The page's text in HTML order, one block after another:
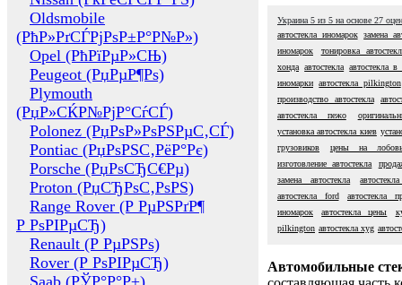
Oldsmobile
(РћР»РґСЃРјРѕР±Р°Р№Р»)
Opel (РћРїРµР»СЊ)
Peugeot (РџРµР¶Рѕ)
Plymouth
(РџР»СЌР№РјР°СѓСЃ)
Polonez (РџРѕР»РѕРЅРµС‚СЃ)
Pontiac (РџРѕРЅС‚РёР°Рє)
Porsche (РџРѕСЂС€Рµ)
Proton (РџСЂРѕС‚РѕРЅ)
Range Rover (Р РµРЅРґР¶
Р РѕРІРµСЂ)
Renault (Р РµРЅРѕ)
Rover (Р РѕРІРµСЂ)
Saab (РЎР°Р°Р±)
Украина 5 из 5 на основе 27
автостекла иномарок замена
иномарок
тонировка
хонда автостекла автостекла в
иномарки автостекла pilkington
производство автостекла
автостекла пежо
установка автостекла киев
грузовиков
цены на
изготовление автостекла
замена автостекла
автостекла ford
автостекла
иномарок
автостекла цены
pilkington автостекла xyg
Автомобильные